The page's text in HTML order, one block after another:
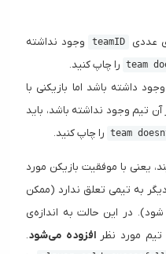
عددی teamID
وجود نداشته
team را چاپ کنید.
داشته باشد اما بازیکنی با
آن تیم وجود نداشته باشد، باید
team را چاپ کنید.
یعنی با موفقیت بازیکن مورد
به تیمی تعلق ندارد (ممکن
در این حالت به اندازه‌ی
تیم مورد نظرافزوده می‌شود.